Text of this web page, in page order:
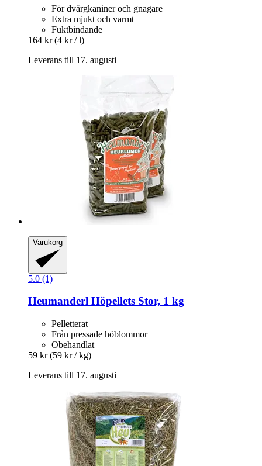
För dvärgkaniner och gnagare
Extra mjukt och varmt
Fuktbindande
164 kr (4 kr / l)
Leverans till 17. augusti
Varukorg
5.0 (1)
Heumanderl Höpellets Stor, 1 kg
Pelletterat
Från pressade höblommor
Obehandlat
59 kr (59 kr / kg)
Leverans till 17. augusti